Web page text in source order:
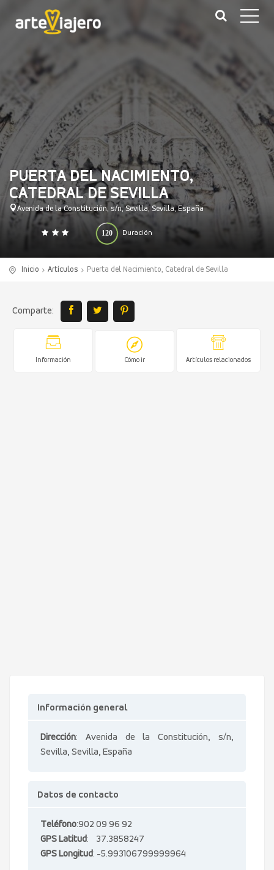
PUERTA DEL NACIMIENTO,
CATEDRAL DE SEVILLA
Avenida de la Constitución, s/n, Sevilla, Sevilla, España
Duración
120
0 140
Inicio Artículos Puerta del Nacimiento, Catedral de Sevilla
Comparte:
Información Cómo ir Artículos relacionados
Información general
Dirección: Avenida de la Constitución, s/n,
Sevilla, Sevilla, España
Datos de contacto
Teléfono:902 09 96 92
GPS Latitud: 37.3858247
GPS Longitud: -5.993106799999964